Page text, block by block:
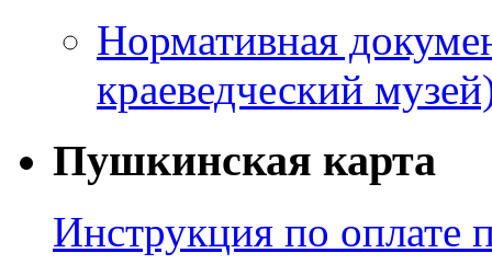
Нормативная
краеведческий
Пушкинская карта
Инструкция по оплате